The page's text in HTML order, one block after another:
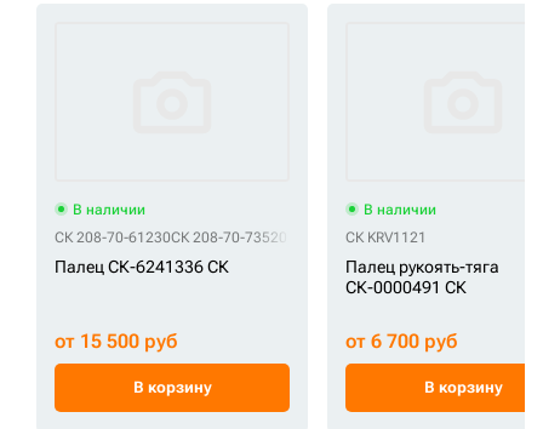
В наличии
СК 208-70-61230СК 208-70-73520
Палец СК-6241336 СК
от 15 500 руб
В корзину
В наличии
СК KRV1121
Палец рукоять-тяга
СК-0000491 СК
от 6 700 руб
В корзину